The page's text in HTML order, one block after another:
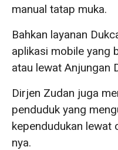
manual tatap muka.
Bahkan layanan
aplikasi mobile yang
atau lewat Anjungan
Dirjen Zudan juga
penduduk yang
kependudukan lewat
nya.